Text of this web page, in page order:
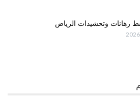
رهانات وتحشيدات الرياض